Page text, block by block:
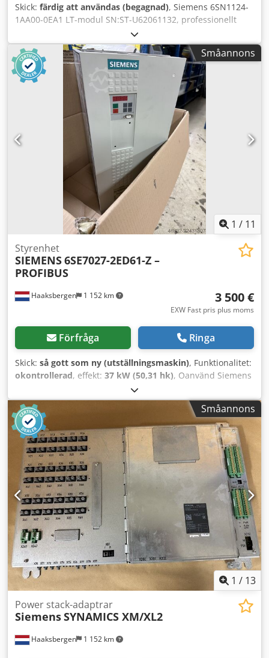
Skick: färdig att användas (begagnad), Siemens 6SN1124-
1AA00-0EA1 LT-modul SN:ST-U62061132, professionellt
totalrenoverad och testad med 24 månaders garanti, 100%
fullt fungerande, leveransinnehåll enligt bilder. De
avtalade försäljningsrabatterna gäller inte för denna
artikel. Pris vänligen förfrågas separat! Chedpfx Akex Dxlkj
Hja
Småannons
1 / 11
Haaksbergen 1 152 km
Styrenhet
SIEMENS6SE7027-2ED61-Z –
PROFIBUS
3 500 €
EXW Fast pris plus moms
Förfråga Ringa
Skick: så gott som ny (utställningsmaskin), Funktionalitet:
okontrollerad, effekt: 37 kW (50,31 hk), Oanvänd Siemens
SIMOVERT MASTERDRIVES vektorstyrd frekvensomriktare
från lager, levereras i originalförpackningen. Tekniska
data: Tillverkare: Siemens Produktserie: SIMOVERT
MASTERDRIVES VC Beställningsnummer: 6SE7027-2ED61-Z
Märkeffekt: 37 kW Märkström: 72 A Ingångsspänning: 3-fas
380–480 V AC Ingångsfrekvens: 50/60 Hz Utgångsspänning:
3-fas 0–480 V AC Utgångsfrekvens: 0–500 Hz
Kapslingsklass: IP20 Alternativ G93: CBP2-PROFIBUS-
kommunikationsmodul Serienummer: T-S91647500040
Tillverkningsstandard: C Tillverkningsland: Tyskland Skick:
Oanvänd lagervara Aldrig installerad eller tagen i drift
Levereras i originalförpackningen Ingen tillverkargaranti
från Siemens Besiktning före köp är möjlig Csdozpwb
Uepfx Ak Hsha
Småannons
1 / 13
Haaksbergen 1 152 km
Power stack-adaptrar
SiemensSYNAMICS XM/XL2